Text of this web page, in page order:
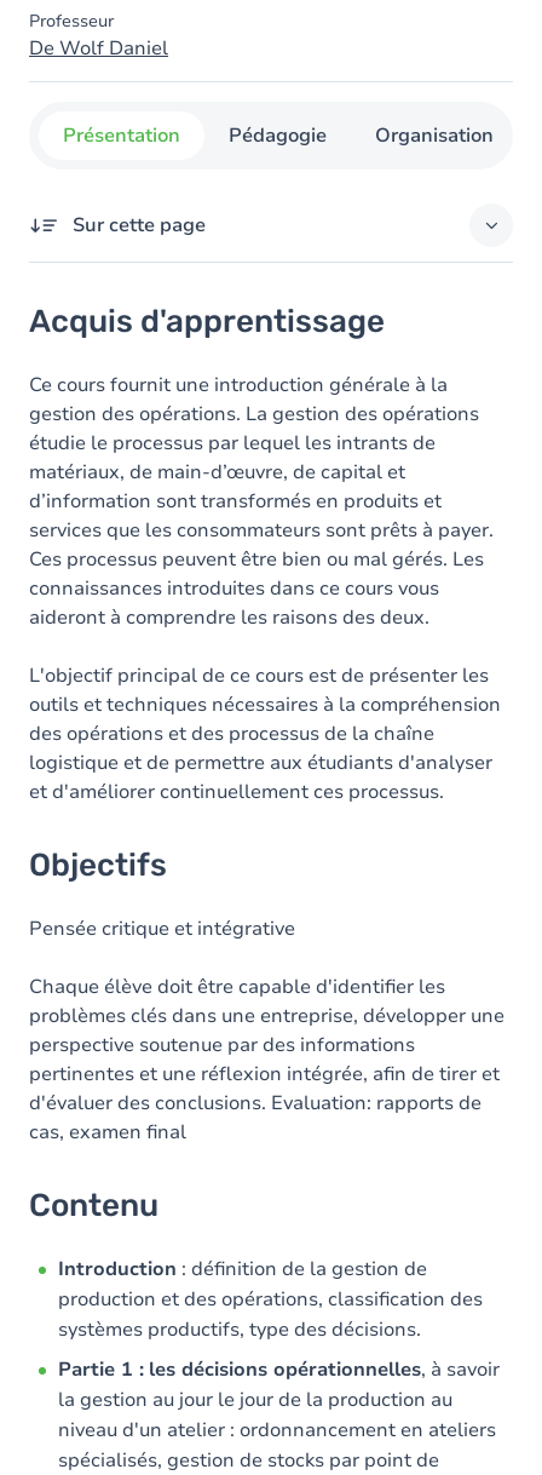
Professeur
De Wolf Daniel
Présentation Pédagogie Organisation
Sur cette page
Objectifs
Contenu
Table des matières
Exercices
Acquis d'apprentissage
Ce cours fournit une introduction générale à la
gestion des opérations. La gestion des opérations
étudie le processus par lequel les intrants de
matériaux, de main-d’œuvre, de capital et
d’information sont transformés en produits et
services que les consommateurs sont prêts à payer.
Ces processus peuvent être bien ou mal gérés. Les
connaissances introduites dans ce cours vous
aideront à comprendre les raisons des deux.
L'objectif principal de ce cours est de présenter les
outils et techniques nécessaires à la compréhension
des opérations et des processus de la chaîne
logistique et de permettre aux étudiants d'analyser
et d'améliorer continuellement ces processus.
Objectifs
Pensée critique et intégrative
Chaque élève doit être capable d'identifier les
problèmes clés dans une entreprise, développer une
perspective soutenue par des informations
pertinentes et une réflexion intégrée, afin de tirer et
d'évaluer des conclusions. Evaluation: rapports de
cas, examen final
Contenu
Introduction : définition de la gestion de
production et des opérations, classification des
systèmes productifs, type des décisions.
Partie 1 : les décisions opérationnelles, à savoir
la gestion au jour le jour de la production au
niveau d'un atelier : ordonnancement en ateliers
spécialisés, gestion de stocks par point de